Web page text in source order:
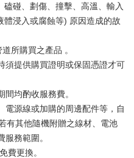
磕碰、劃傷、撞擊、高溫、輸入
體浸入或腐蝕等) 原因造成的故
所購買之產品 。
須提供購買證明或保固憑證才可
均酌收服務費。
電源線或加購的周邊配件等，自
有其他隨機附贈之線材、電池
務範圍。
費更換。